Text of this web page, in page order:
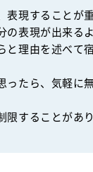
表現することが
の表現が出来る
と理由を述べて
ったら、気軽に
限することがあ